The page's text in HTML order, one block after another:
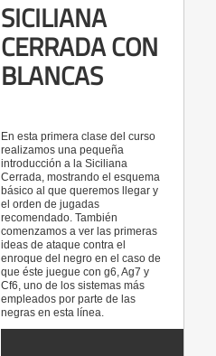
SICILIANA
CERRADA CON
BLANCAS
En esta primera clase del curso
realizamos una pequeña
introducción a la Siciliana
Cerrada, mostrando el esquema
básico al que queremos llegar y
el orden de jugadas
recomendado. También
comenzamos a ver las primeras
ideas de ataque contra el
enroque del negro en el caso de
que éste juegue con g6, Ag7 y
Cf6, uno de los sistemas más
empleados por parte de las
negras en esta línea.